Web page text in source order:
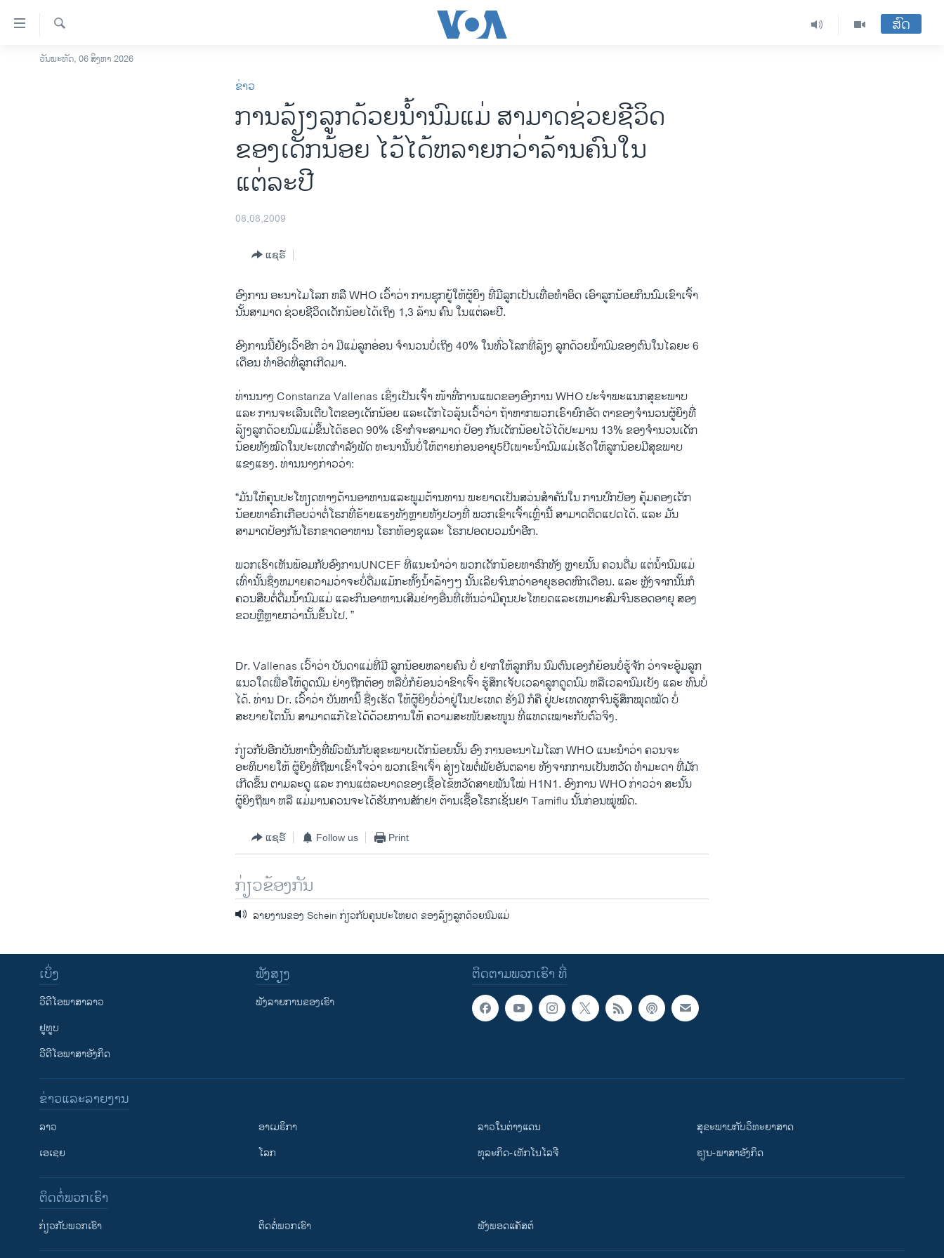
ລິ້ງ
ສຳຫລັບ
ໂຮມເພຈ
ຄົ້ນຫາ
ສົດ
ວັນພະຫັດ, 06 ສິງຫາ 2026
ຂ່າວ
ການລ້ຽງລູກດ້ວຍນໍ້ານົມແມ່ ສາມາດຊ່ວຍຊີວິດ
ຂອງເດັກນ້ອຍ ໄວ້ໄດ້ຫລາຍກວ່າລ້ານຄົນໃນ
ແຕ່ລະປີ
08,08,2009
ແຊຣ໌
ອົງການ ອະນາໄມໂລກ ຫລື WHO ເວົ້າວ່າ ການຊຸກຍູ້ໃຫ້ຜູ້ຍິງ ທີ່ມີລູກເປັນເທື່ອທຳອິດ ເອົາລູກນ້ອຍກິນນົມເຂົາເຈົ້າ
ນັ້ນສາມາດ ຊ່ວຍຊີວິດເດັກນ້ອຍໄດ້ເຖິງ 1,3 ລ້ານ ຄົນ ໃນແຕ່ລະປີ.
ອົງການນີ້ຍັງເວົ້າອີກ ວ່າ ມີແມ່ລູກ​ອ່ອນ ຈຳນວນບໍ່ເຖິງ 40% ໃນທົ່ວໂລກທີ່ລ້ຽງ ລູກດ້ວຍນໍ້ານົມຂອງຕົນໃນໄລຍະ 6
ເດືອນ ທຳອິດທີ່ລູກເກີດມາ.
ທ່ານນາງ Constanza Vallenas ເຊິ່ງເປັນເຈົ້າ ໜ້າທີ່ການແພດຂອງອົງການ WHO ປະຈຳພະແນກສຸຂະພາບ
ແລະ ການຈະເລີນເຕີບໂຕຂອງເດັກນ້ອຍ ແລະເດັກໄວລຸ້ນເວົ້າວ່າ ຖ້າຫາກພວກເຮົາຍົກອັດ ຕາຂອງຈຳນວນຜູ້ຍິງທີ່
ລ້ຽງລູກດ້ວຍນົມແມ່ຂຶ້ນ​ໄດ້​ຮອດ 90% ​ເຮົາ​ກໍຈະສາມາດ ປ້ອງ ກັນເດັກນ້ອຍ​ໄວ້ໄດ້ປະມານ 13% ຂອງຈຳນວນເດັກ
ນ້ອຍທັງໝົດໃນປະເທດກຳລັງພັດ ທະນານັ້ນບໍ່ໃຫ້ຕາຍກ່ອນອາຍຸ5ປີ​ເພາະ​ນ້ຳນົມແມ່ເຮັດໃຫ້ລູກນ້ອຍມີສຸຂພາບ
ແຂງແຮງ. ທ່ານນາງກ່າວວ່າ:
“ມັນໃຫ້ຄຸນປະໂຫຽດທາງດ້ານອາຫານແລະພູມຕ້ານທານ ພະຍາດເປັນສວ່ນສຳຄັນໃນ ການປົກປ້ອງ ຄຸ້ມຄອງເດັກ
ນ້ອຍທາຣົກເກືອບວ່າຕໍ່ໂຣກທີ່ຮ້າຍແຮງທັງຫຼາຍທັງປວງທີ່ ພວກເຂົາເຈົ້າເຫຼົ່ານີ້ ສາມາດຕິດແປດໄດ້. ແລະ ມັນ
ສາມາດປ້ອງກັນໂຣກຂາດອາຫານ ໂຣກທ້ອງຊຸແລະ ໂຣກປອດບວມນຳອີກ.
ພວກເຮົາເຫັນພ້ອມກັບອົງການUNCEF ທີ່ແນະນຳວ່າ ພວກເດັກນ້ອຍທາຣົກທັງ ຫຼາຍນັ້ນ ຄວນດື່ມ ແຕ່ນ້ຳນົມແມ່
ເທົ່ານັ້ນຊຶ່ງຫມາຍຄວາມວ່າຈະບໍ່ດື່ມແມ້ກະທັ້ງນ້ຳລ້າໆໆ ນັ້ນເລີຍຈົນກວ່າອາຍຸຮອດຫົກເດືອນ. ແລະ ຫຼັງຈາກນັ້ນກໍ
ຄວນສືບຕໍ່ດື່ມນ້ຳນົມແມ່ ແລະກິນອາຫານເສີມຢ່າງອື່ນທີ່ເຫັນວ່າມີຄຸນປະໂຫຍດແລະເຫມາະສົມຈົນຮອດອາຍຸ ສອງ
ຂວບຫຼືຫຼາຍກວ່ານັ້ນຂຶ້ນໄປ. ”
Dr. Vallenas ເວົ້າວ່າ ບັນດາແມ່ທີ່ມີ ລູກນ້ອຍຫລາຍຄົນ ບໍ່ ຢາກໃຫ້ລູກກິນ ນົມຕົນເອງກໍຍ້ອນບໍ່ຮູ້ຈັກ ວ່າຈະອູ້ມລູກ
ແນວໃດເພື່ອໃຫ້ດູດນົມ ຢ່າງຖືກຕ້ອງ ຫລືບໍ່ກໍຍ້ອນວ່າຂົາເຈົ້າ ຮູ້ສຶກເຈັບເວລາ​ລູກ​ດູດ​ນົມ ຫລື​ເວລາ​ນົມ​ເບັງ ​ແລະ​ ທົນບໍ່
ໄດ້. ທ່ານ Dr. ເວົ້າວ່າ ບັນຫານີ້ ຊື່​ງ​ເຮັດ ໃຫ້ຜູ້ຍິງບໍ່ວ່າຢູ່ໃນປະເທດ ຮັ່ງມີ ກໍຄື ຢູ່ປະເທດທຸກຈົນຮູ້ສຶກໝຸດໝັດ ບໍ່​
ສະບາຍ​ໂຕນັ້ນ ສາມາດແກ້ໄຂໄດ້ດ້ວຍການໃຫ້ ຄວາມສະໜັບສະໜູນ ທີ່ແທດເໝາະກັບຕົວຈິງ.
ກ່ຽວກັບອີກບັນຫານື່ງທີ່​ພົວພັນ​ກັບສຸຂະພາບເດັກນ້ອຍນັ້ນ ອົງ ການອະນາໄມໂລກ WHO ແນະນຳວ່າ ຄວນຈະ
ອະທິບາຍໃຫ້ ຜູ້ຍິງທີ່ຖືພາເຂົ້າໃຈວ່າ ພວກເຂົາເຈົ້າ ສ່ຽງໄພຕໍ່ພັຍ​ອັນຕລາຍ ທັງ​ຈາກການເປັນຫວັດ ທຳ​ມະ​ດາ ທີ່ມັກ
ເກີດຂຶ້ນ ຕາມລະດູ ແລະ ການແຜ່ລະບາດຂອງເຊື້ອໄຂ້ຫວັດສາຍ​ພັນ​ໃໝ່ H1N1. ອົງການ WHO ກ່າວ​ວ່າ ສະນັ້ນ
ຜູ້ຍິງຖືພາ ຫລື ແມ່ມານຄວນຈະໄດ້ຮັບການ​ສັກຢາ ຕ້ານເຊື້ອໂຣກເຊັ່ນຢາ Tamiflu ນັ້ນກ່ອນໝູ່ໝົດ.
ແຊຣ໌ Follow us Print
ກ່ຽວຂ້ອງກັນ
ລາຍງານຂອງ Schein ກ່ຽວກັບຄຸນປະໂຫຍດ ຂອງລ້ຽງລູກດ້ວຍນົມແມ່
ຕິດຕາມພວກເຮົາ ທີ່
ເບິ່ງ
ວີດີໂອພາສາລາວ
ຢູທູບ
ວີດີໂອພາສາອັງກິດ
ຟັງສຽງ
ຟັງລາຍການຂອງເຮົາ
ຂ່າວແລະລາຍງານ
ລາວ
ເອເຊຍ
ອາເມຣິກາ
ໂລກ
ລາວໃນຕ່າງແດນ
ທຸລະກິດ-ເທັກໂນໂລຈີ
ສຸຂະພາບກັບວິທະຍາສາດ
ຮຽນ-ພາສາອັງກິດ
ຕິດຕໍ່ພວກເຮົາ
ກ່ຽວກັບພວກເຮົາ ຕິດຕໍ່ພວກເຮົາ ຟັງພອດແຄັສຕ໌